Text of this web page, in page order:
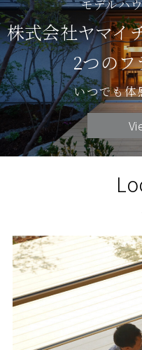
モデルハ
株式会社ヤマイ
2つのフ
いつでも体